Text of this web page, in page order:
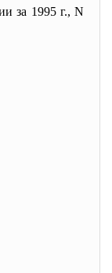
за 1995 г., N